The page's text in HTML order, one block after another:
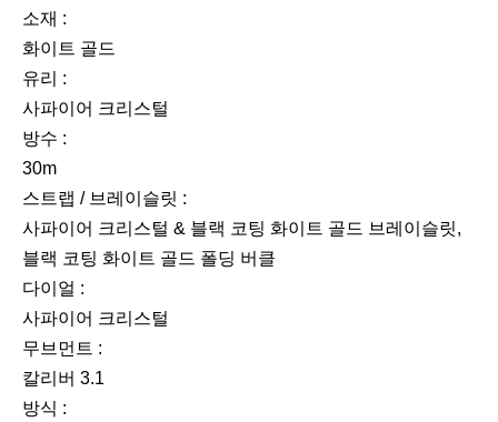
소재 :
화이트 골드
유리 :
사파이어 크리스털
방수 :
30m
스트랩 / 브레이슬릿 :
사파이어 크리스털 & 블랙 코팅 화이트 골드 브레이슬릿,
블랙 코팅 화이트 골드 폴딩 버클
다이얼 :
사파이어 크리스털
무브먼트 :
칼리버 3.1
방식 :